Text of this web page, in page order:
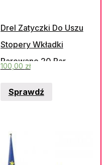
Drel Zatyczki Do Uszu
Stopery Wkładki
Parowane 20 Par
100,00 zł
Sprawdź